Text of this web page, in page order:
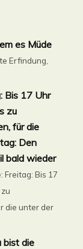
es Müde
Erfindung,
Bis 17 Uhr
zu
für die
Den
bald wieder
Freitag: Bis 17
die unter der
bist die